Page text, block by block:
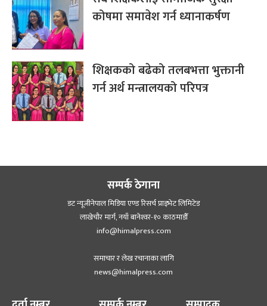
कोषमा समावेश गर्न ध्यानाकर्षण
शिक्षकको बढेको तलबभत्ता भुक्तानी
गर्न अर्थ मन्त्रालयको परिपत्र
सम्पर्क ठेगाना
डट न्यूजीनेपाल मिडिया एण्ड रिसर्च प्राइभेट लिमिटेड
लाखेचौर मार्ग, नयाँ बानेश्‍वर-१० काठमाडौँ
info@himalpress.com
समाचार र लेख रचानाका लागि
news@himalpress.com